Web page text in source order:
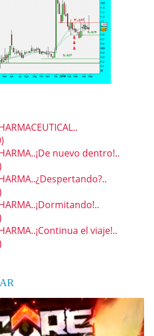
nuevo dentro!..
el viaje!..